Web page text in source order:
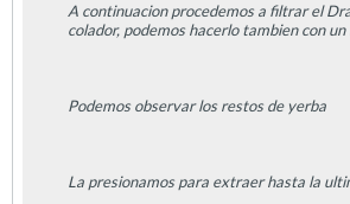
A continuacion procedemos a filtrar el
colador, podemos hacerlo tambien con
Podemos observar los restos de yerba
La presionamos para extraer hasta la